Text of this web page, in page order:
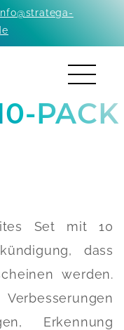
PACK
Set mit 10
dass
werden.
Erkennung